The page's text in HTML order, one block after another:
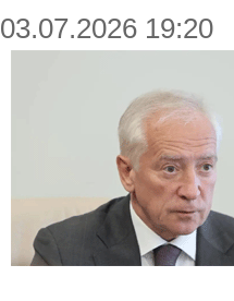
03.07.2026 19:20